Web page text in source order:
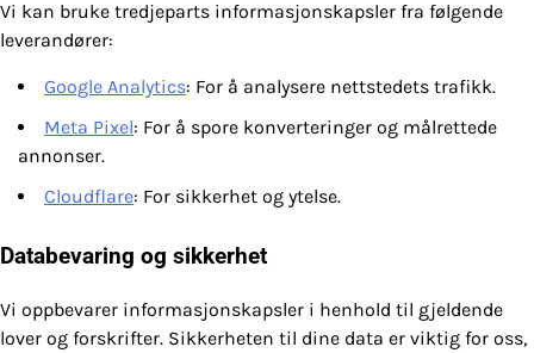
Vi kan bruke tredjeparts informasjonskapsler fra følgende
leverandører:
Google Analytics: For å analysere nettstedets trafikk.
Meta Pixel: For å spore konverteringer og målrettede
annonser.
Cloudflare: For sikkerhet og ytelse.
Databevaring og sikkerhet
Vi oppbevarer informasjonskapsler i henhold til gjeldende
lover og forskrifter. Sikkerheten til dine data er viktig for oss,